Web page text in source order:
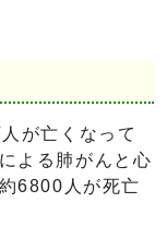
が亡くなって
よる肺がんと心
6800人が死亡